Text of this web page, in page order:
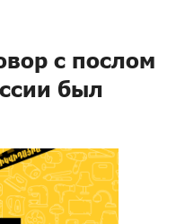
с послом
был